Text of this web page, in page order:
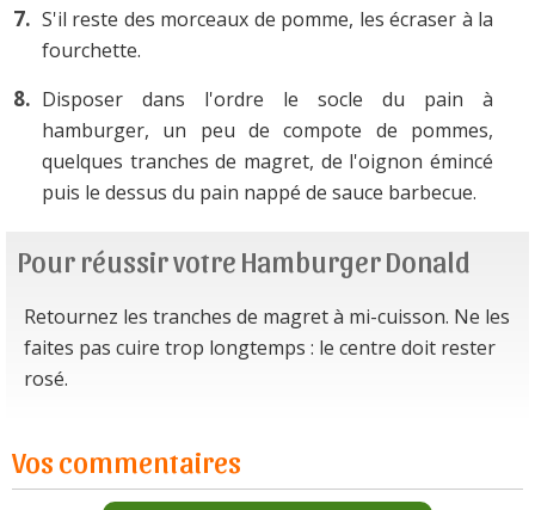
S'il reste des morceaux de pomme, les écraser à la
fourchette.
Disposer dans l'ordre le socle du pain à
hamburger, un peu de compote de pommes,
quelques tranches de magret, de l'oignon émincé
puis le dessus du pain nappé de sauce barbecue.
Pour réussir votre Hamburger Donald
Retournez les tranches de magret à mi-cuisson. Ne les
faites pas cuire trop longtemps : le centre doit rester
rosé.
Vos commentaires